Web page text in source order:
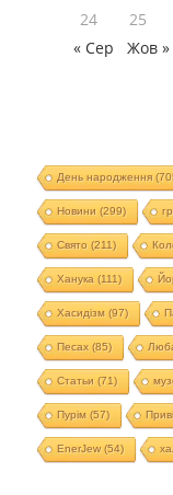
24
25
« Сер
Жов »
День народження
Новини (299)
Свято (211)
Ханука (111)
Хасидізм (97)
Песах(85)
Статьи (71)
Пурім (57)
EnerJew(54)